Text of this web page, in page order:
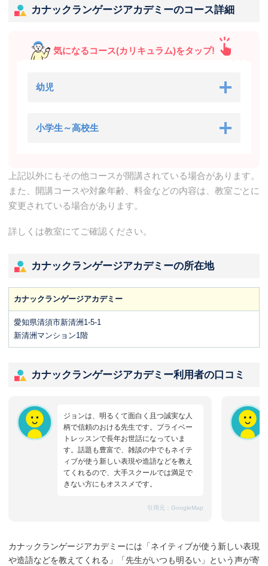
カナックランゲージアカデミーのコース詳細
気になるコース(カリキュラム)をタップ!
幼児
小学生～高校生
上記以外にもその他コースが開講されている場合があります。
また、開講コースや対象年齢、料金などの内容は、教室ごとに
変更されている場合があります。
詳しくは教室にてご確認ください。
カナックランゲージアカデミーの所在地
カナックランゲージアカデミー
愛知県清須市新清洲1-5-1
新清洲マンション1階
カナックランゲージアカデミー利用者の口コミ
ジョンは、明るくて面白く且つ誠実な人
柄で信頼のおける先生です。プライベー
トレッスンで長年お世話になっていま
す。話題も豊富で、雑談の中でもネイテ
ィブが使う新しい表現や造語などを教え
てくれるので、大手スクールでは満足で
きない方にもオススメです。
引用元：GoogleMap
カナックランゲージアカデミーには「ネイティブが使う新しい表現
や造語などを教えてくれる」「先生がいつも明るい」という声が寄